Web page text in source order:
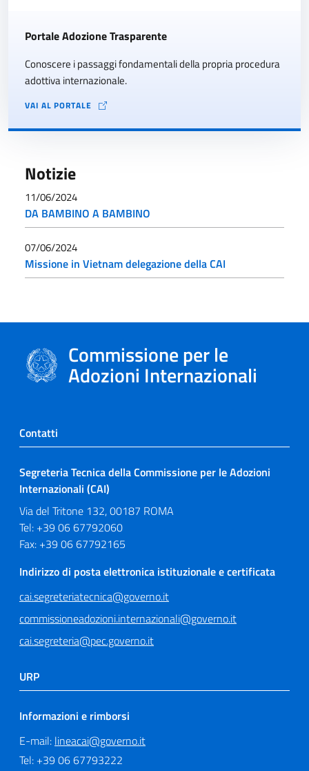
Portale Adozione Trasparente
Conoscere i passaggi fondamentali della propria procedura
adottiva internazionale.
VAI AL PORTALE
Notizie
11/06/2024
DA BAMBINO A BAMBINO
07/06/2024
Missione in Vietnam delegazione della CAI
Commissione per le
Adozioni Internazionali
Contatti
Segreteria Tecnica della Commissione per le Adozioni
Internazionali (CAI)
Via del Tritone 132, 00187 ROMA
Tel: +39 06 67792060
Fax: +39 06 67792165
Indirizzo di posta elettronica istituzionale e certificata
cai.segreteriatecnica@governo.it
commissioneadozioni.internazionali@governo.it
cai.segreteria@pec.governo.it
URP
Informazioni e rimborsi
E-mail: lineacai@governo.it
Tel: +39 06 67793222